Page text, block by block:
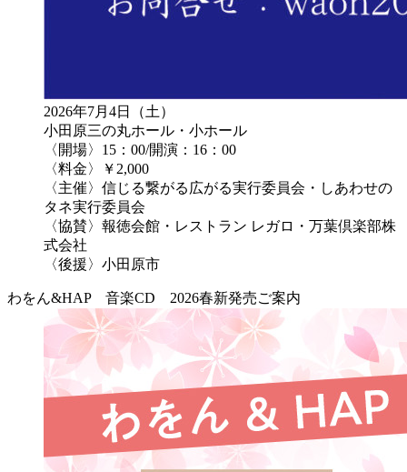
2026年7月4日（土）
小田原三の丸ホール・小ホール
〈開場〉15：00/開演：16：00
〈料金〉￥2,000
〈主催〉信じる繋がる広がる実行委員会・しあわせの
タネ実行委員会
〈協賛〉報徳会館・レストラン レガロ・万葉倶楽部株
式会社
〈後援〉小田原市
わをん&HAP 音楽CD 2026春新発売ご案内